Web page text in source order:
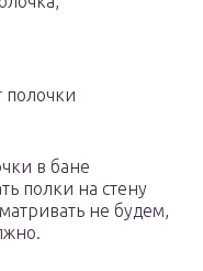
в бане
полки на стену
не будем,